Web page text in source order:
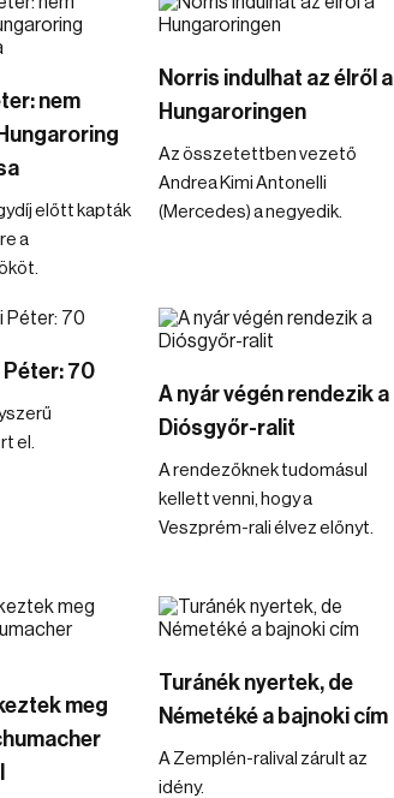
nem
előtt kapták
a
Norris indulhat az élről a
Hungaroringen
Az összetettben vezető
Andrea Kimi Antonelli
(Mercedes) a negyedik.
Péter: 70
el.
A nyár végén rendezik a
Diósgyőr-ralit
A rendezőknek tudomásul
kellett venni, hogy a
Veszprém-rali élvez előnyt.
meg
Turánék nyertek, de
Németéké a bajnoki cím
A Zemplén-ralival zárult az
idény.